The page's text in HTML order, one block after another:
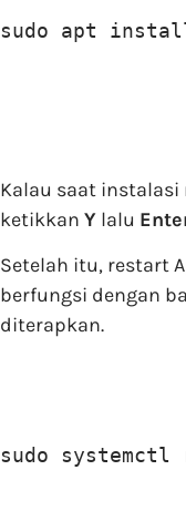
sudo apt install
Kalau saat
ketikkan Y lalu
Setelah itu, restart
berfungsi dengan
diterapkan.
sudo systemctl